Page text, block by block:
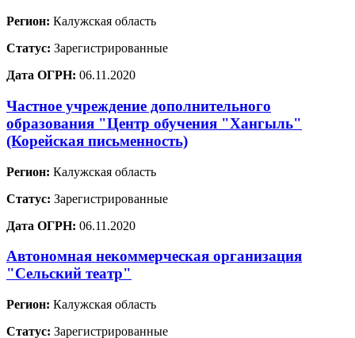
Регион: Калужская область
Статус: Зарегистрированные
Дата ОГРН: 06.11.2020
Частное учреждение дополнительного
образования "Центр обучения "Хангыль"
(Корейская письменность)
Регион: Калужская область
Статус: Зарегистрированные
Дата ОГРН: 06.11.2020
Автономная некоммерческая организация
"Сельский театр"
Регион: Калужская область
Статус: Зарегистрированные